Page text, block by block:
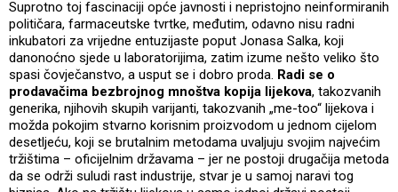
Suprotno toj fascinaciji opće javnosti i nepristojno neinformiranih
političara, farmaceutske tvrtke, međutim, odavno nisu radni
inkubatori za vrijedne entuzijaste poput Jonasa Salka, koji
danonoćno sjede u laboratorijima, zatim izume nešto veliko što
spasi čovječanstvo, a usput se i dobro proda. Radi se o
prodavačima bezbrojnog mnoštva kopija lijekova, takozvanih
generika, njihovih skupih varijanti, takozvanih „me-too“ lijekova i
možda pokojim stvarno korisnim proizvodom u jednom cijelom
desetljeću, koji se brutalnim metodama uvaljuju svojim najvećim
tržištima – oficijelnim državama – jer ne postoji drugačija metoda
da se održi suludi rast industrije, stvar je u samoj naravi tog